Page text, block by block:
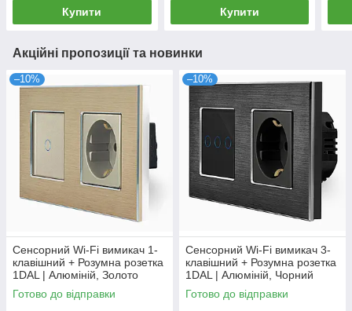
Купити Купити
Акційні пропозиції та новинки
–10%
Сенсорний Wi-Fi вимикач 1-
клавішний + Розумна розетка
1DAL | Алюміній, Золото
(A157-GSW1G.WF-ST.WF.GD)
Готово до відправки
–10%
Сенсорний Wi-Fi вимикач 3-
клавішний + Розумна розетка
1DAL | Алюміній, Чорний
(A157-GSW3G.WF-ST.WF.BL)
Готово до відправки